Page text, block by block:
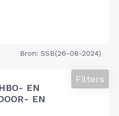
Bron: SSB(26-08-2024)
EN
EN
Filters